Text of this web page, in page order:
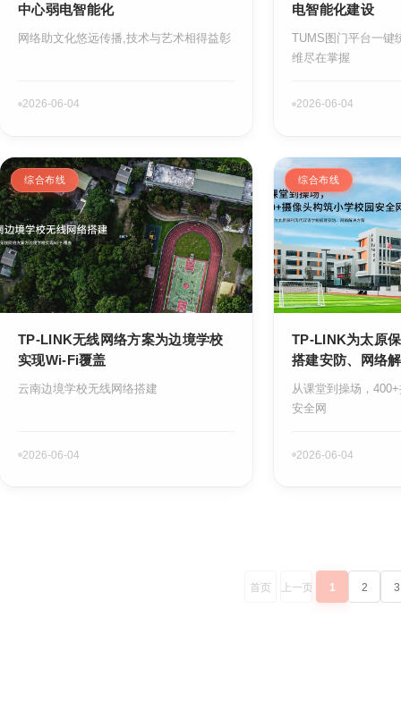
中心弱电智能化
网络助文化悠远传播,技术与艺术相得益彰
2026-06-04
电智能化建设
TUMS图门平台一键
维尽在掌握
2026-06-04
综合布线
TP-LINK无线网络方案为边境学校
实现Wi-Fi覆盖
云南边境学校无线网络搭建
2026-06-04
综合布线
TP-LINK为太原
搭建安防、网络
从课堂到操场，
安全网
2026-06-04
首页 上一页 1 2 3